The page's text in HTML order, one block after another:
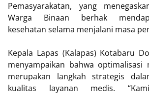
Pemasyarakatan, yang
Warga Binaan berhak
kesehatan selama menjalani masa
Kepala Lapas (Kalapas) Kotabaru
menyampaikan bahwa optimalisasi
merupakan langkah strategis
kualitas layanan medis.